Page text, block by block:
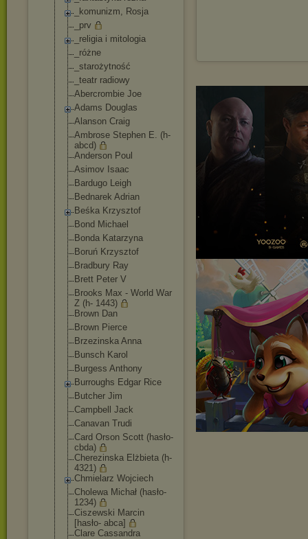
_komunizm, Rosja
_prv
_religia i mitologia
_różne
_starożytność
_teatr radiowy
Abercrombie Joe
Adams Douglas
Alanson Craig
Ambrose Stephen E. (h-
abcd)
Anderson Poul
Asimov Isaac
Bardugo Leigh
Bednarek Adrian
Beśka Krzysztof
Bond Michael
Bonda Katarzyna
Boruń Krzysztof
Bradbury Ray
Brett Peter V
Brooks Max - World War
Z (h- 1443)
Brown Dan
Brown Pierce
Brzezinska Anna
Bunsch Karol
Burgess Anthony
Burroughs Edgar Rice
Butcher Jim
Campbell Jack
Canavan Trudi
Card Orson Scott (hasło-
cbda)
Cherezinska Elżbieta (h-
4321)
Chmielarz Wojciech
Cholewa Michał (hasło-
1234)
Ciszewski Marcin
[hasło- abca]
Clare Cassandra